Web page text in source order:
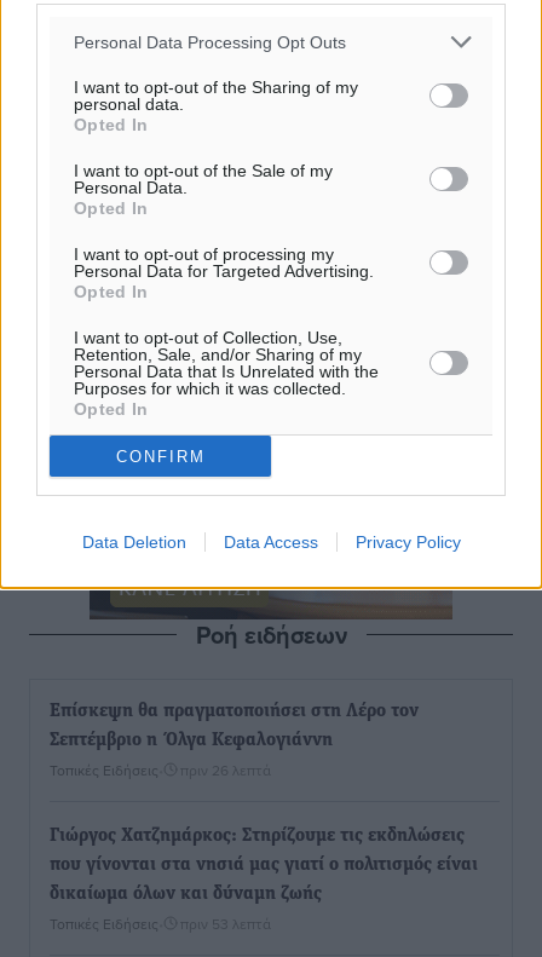
Personal Data Processing Opt Outs
I want to opt-out of the Sharing of my
personal data.
Opted In
I want to opt-out of the Sale of my
Personal Data.
Opted In
I want to opt-out of processing my
Personal Data for Targeted Advertising.
Opted In
I want to opt-out of Collection, Use,
Retention, Sale, and/or Sharing of my
Personal Data that Is Unrelated with the
Purposes for which it was collected.
Opted In
CONFIRM
Data Deletion Data Access Privacy Policy
Ροή ειδήσεων
Επίσκεψη θα πραγματοποιήσει στη Λέρο τον
Σεπτέμβριο η Όλγα Κεφαλογιάννη
Τοπικές Ειδήσεις πριν 26 λεπτά
Γιώργος Χατζημάρκος: Στηρίζουμε τις εκδηλώσεις
που γίνονται στα νησιά μας γιατί ο πολιτισμός είναι
δικαίωμα όλων και δύναμη ζωής
Τοπικές Ειδήσεις πριν 53 λεπτά